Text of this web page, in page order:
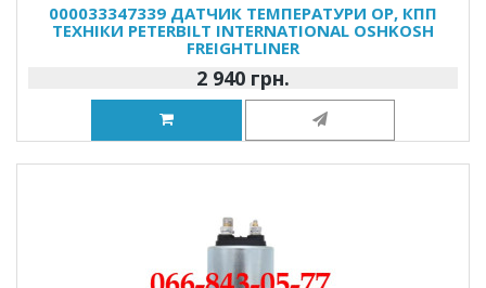
000033347339 ДАТЧИК ТЕМПЕРАТУРИ ОР, КПП
ТЕХНІКИ PETERBILT INTERNATIONAL OSHKOSH
FREIGHTLINER
2 940 грн.